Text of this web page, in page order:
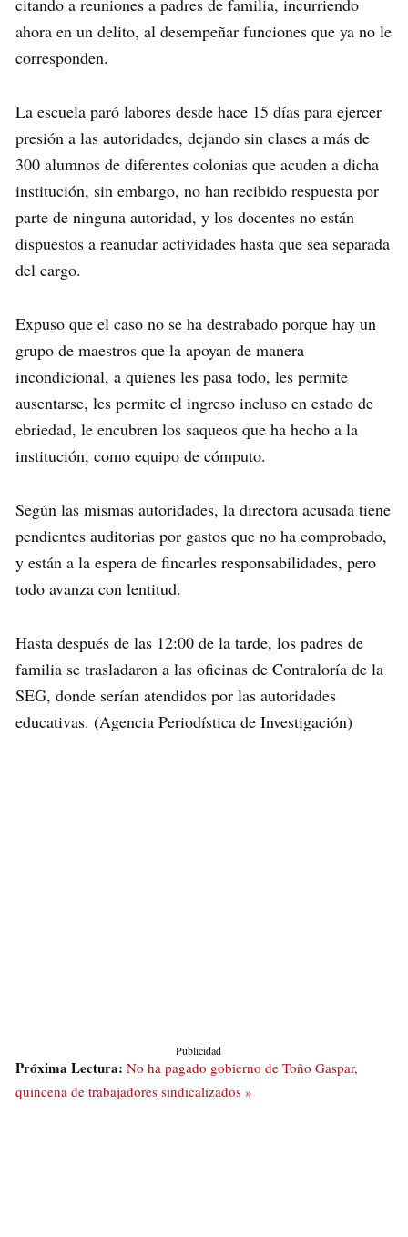
citando a reuniones a padres de familia, incurriendo
ahora en un delito, al desempeñar funciones que ya no le
corresponden.
La escuela paró labores desde hace 15 días para ejercer
presión a las autoridades, dejando sin clases a más de
300 alumnos de diferentes colonias que acuden a dicha
institución, sin embargo, no han recibido respuesta por
parte de ninguna autoridad, y los docentes no están
dispuestos a reanudar actividades hasta que sea separada
del cargo.
Expuso que el caso no se ha destrabado porque hay un
grupo de maestros que la apoyan de manera
incondicional, a quienes les pasa todo, les permite
ausentarse, les permite el ingreso incluso en estado de
ebriedad, le encubren los saqueos que ha hecho a la
institución, como equipo de cómputo.
Según las mismas autoridades, la directora acusada tiene
pendientes auditorias por gastos que no ha comprobado,
y están a la espera de fincarles responsabilidades, pero
todo avanza con lentitud.
Hasta después de las 12:00 de la tarde, los padres de
familia se trasladaron a las oficinas de Contraloría de la
SEG, donde serían atendidos por las autoridades
educativas. (Agencia Periodística de Investigación)
Publicidad
Próxima Lectura: No ha pagado gobierno de Toño Gaspar,
quincena de trabajadores sindicalizados »